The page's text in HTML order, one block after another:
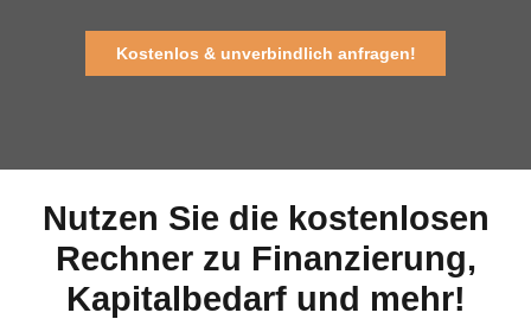
Kostenlos & unverbindlich anfragen!
Nutzen Sie die kostenlosen
Rechner zu Finanzierung,
Kapitalbedarf und mehr!